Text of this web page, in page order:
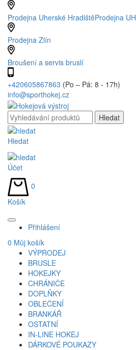
Prodejna Uherské HradištěProdejna UH
Prodejna Zlín
Broušení a servis bruslí
+420605867863 (Po – Pá: 8 - 17h)
info@sporthokej.cz
Hledat
Účet
0
Košík
Přihlášení
0 Můj košík
VÝPRODEJ
BRUSLE
HOKEJKY
CHRÁNIČE
DOPLŇKY
OBLEČENÍ
BRANKÁŘ
OSTATNÍ
IN-LINE HOKEJ
DÁRKOVÉ POUKAZY